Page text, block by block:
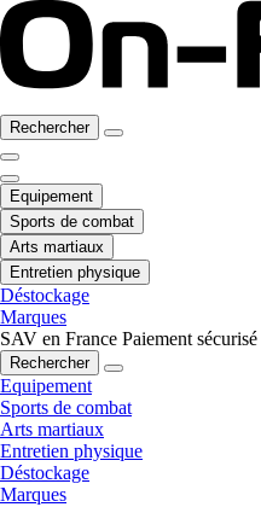
Rechercher
Equipement
Sports de combat
Arts martiaux
Entretien physique
Déstockage
Marques
SAV en France Paiement sécurisé
Rechercher
Equipement
Sports de combat
Arts martiaux
Entretien physique
Déstockage
Marques